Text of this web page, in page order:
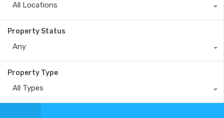
All Locations
Property Status
Any
Property Type
All Types